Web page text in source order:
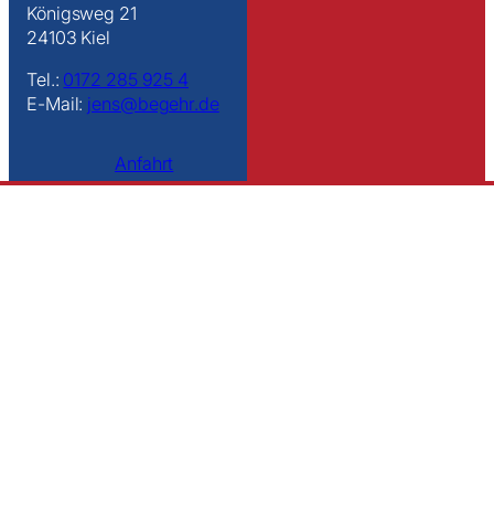
Königsweg 21
24103 Kiel
Tel.: 0172 285 925 4
E-Mail: jens@begehr.de
Anfahrt